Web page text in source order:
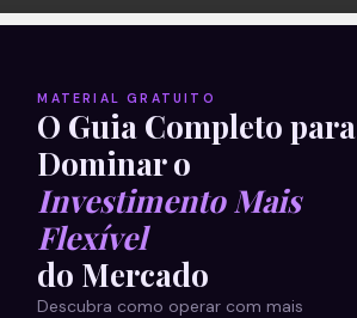
MATERIAL GRATUITO
O Guia Completo para
Dominar o
Investimento Mais
Flexível
do Mercado
Descubra como operar com mais